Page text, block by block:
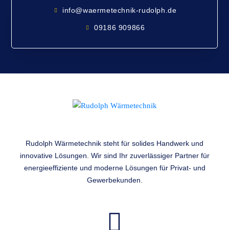
info@waermetechnik-rudolph.de
09186 909866
Rudolph Wärmetechnik steht für solides Handwerk und
innovative Lösungen. Wir sind Ihr zuverlässiger Partner für
energieeffiziente und moderne Lösungen für Privat- und
Gewerbekunden.